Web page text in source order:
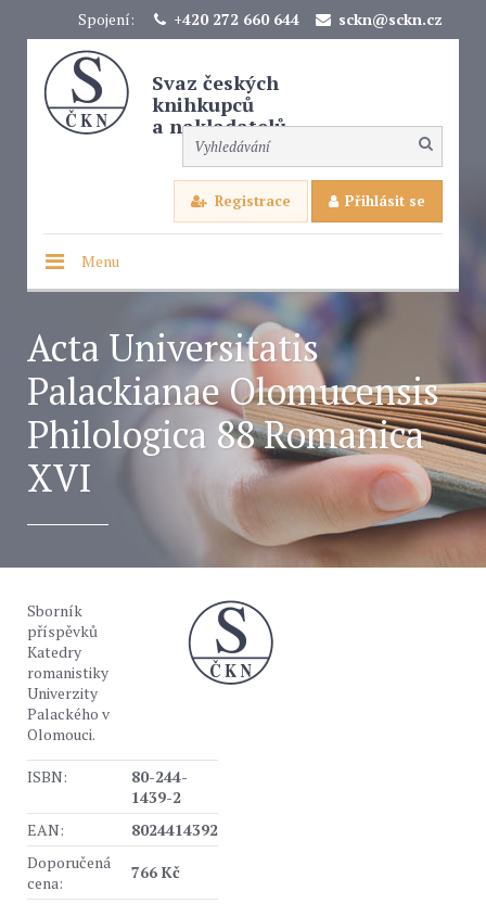
Spojení: +420 272 660 644 sckn@sckn.cz
Svaz českých
knihkupců
a nakladatelů
Registrace Přihlásit se
Menu
Acta Universitatis
Palackianae Olomucensis
Philologica 88 Romanica
XVI
Sborník
příspěvků
Katedry
romanistiky
Univerzity
Palackého v
Olomouci.
ISBN:
80-244-
1439-2
EAN:
8024414392
Doporučená
cena:
766 Kč